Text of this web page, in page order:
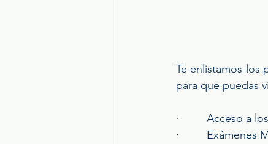
Te enlistamos los
para que puedas
·         Acceso a
·         Exámenes